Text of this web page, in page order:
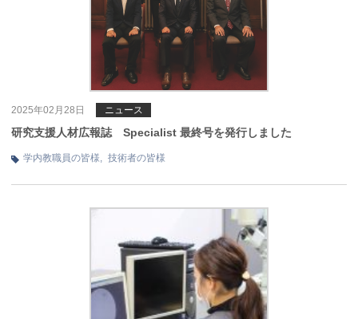
2025年02月28日 ニュース
研究支援人材広報誌 Specialist 最終号を発行しました
学内教職員の皆様 技術者の皆様